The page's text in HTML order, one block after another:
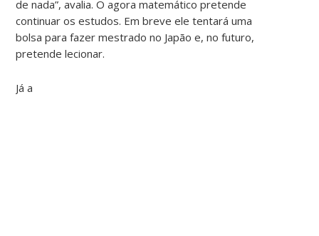
de nada”, avalia. O agora matemático pretende
continuar os estudos. Em breve ele tentará uma
bolsa para fazer mestrado no Japão e, no futuro,
pretende lecionar.
Já a